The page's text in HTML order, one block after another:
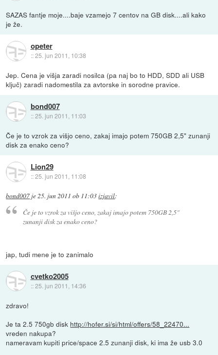
SAZAS fantje moje....baje vzamejo 7 centov na GB disk....ali kako
je že.
opeter
::25. jun 2011, 10:38
Jep. Cena je višja zaradi nosilca (pa naj bo to HDD, SDD ali USB
ključ) zaradi nadomestila za avtorske in sorodne pravice.
bond007
::25. jun 2011, 11:03
Če je to vzrok za višjo ceno, zakaj imajo potem 750GB 2,5" zunanji
disk za enako ceno?
Lion29
::25. jun 2011, 11:08
bond007 je25. jun 2011 ob 11:03izjavil:
Če je to vzrok za višjo ceno, zakaj imajo potem 750GB 2,5"
zunanji disk za enako ceno?
jap, tudi mene je to zanimalo
cvetko2005
::25. jun 2011, 14:36
zdravo!
Je ta 2.5 750gb disk http://hofer.si/si/html/offers/58_22470...
vreden nakupa?
nameravam kupiti price/space 2.5 zunanji disk, ki ima že usb 3.0